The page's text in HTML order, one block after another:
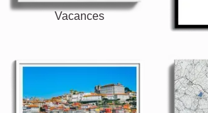
Vacances